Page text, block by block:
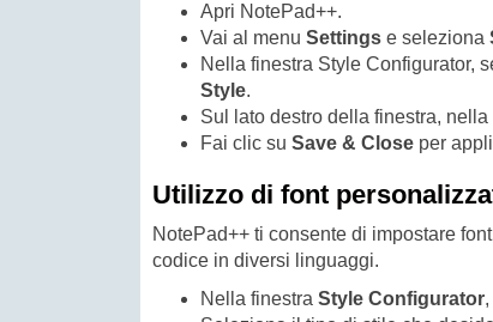
Apri NotePad++.
Vai al menu Settings e seleziona
Nella finestra Style Configurator,
Style.
Sul lato destro della finestra,
Fai clic su Save & Close per
Utilizzo di font
NotePad++ ti consente di impostare
codice in diversi linguaggi.
Nella finestra Style Configurator